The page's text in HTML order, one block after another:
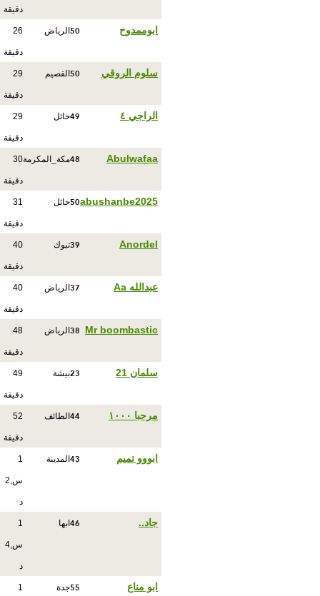
دقيقة
ابوممدوح 50 الرياض 26
دقيقة
سلوم الروقي 50 القصيم 29
دقيقة
الراجي ٤ 49حائل 29
دقيقة
Abulwafaa
48مكة_المكرمة30
دقيقة
abushanbe2025
50حائل 31
دقيقة
Anordel
39تبوك 40
دقيقة
عبدالله Aa 37 الرياض 40
دقيقة
Mr boombastic
38 الرياض 48
دقيقة
سلمان 21 23بيشة 49
دقيقة
مرحبا ١٠٠٠ 44 الطائف 52
دقيقة
ابووو تميم 43 المدينة 1
س,2
د
جاد.. 46 ابها 1
س,4
د
ابو مناع 55جدة 1